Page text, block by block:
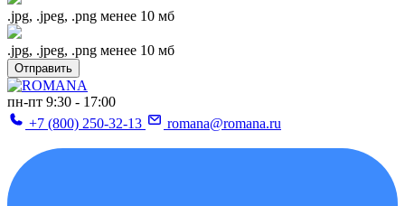
.jpg, .jpeg, .png менее 10 мб
.jpg, .jpeg, .png менее 10 мб
Отправить
пн-пт 9:30 - 17:00
+7 (800) 250-32-13
romana@romana.ru